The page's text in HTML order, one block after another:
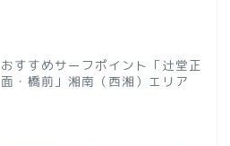
おすすめサーフポイント「辻堂正
面・橋前」湘南（西湘）エリア